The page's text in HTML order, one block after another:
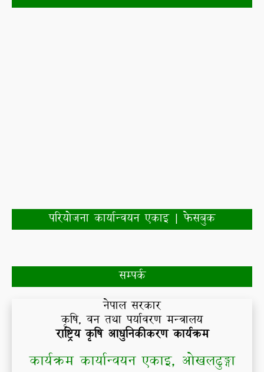
परियोजना कार्यान्वयन एकाइ | फेसबुक
सम्पर्क
नेपाल सरकार
कृषि, वन तथा पर्यावरण मन्त्रालय
राष्ट्रिय कृषि आधुनिकीकरण कार्यक्रम
कार्यक्रम कार्यान्वयन एकाइ, ओखलढुङ्गा